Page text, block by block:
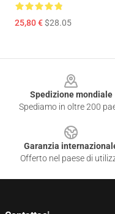
25,80 €$28.05
Spedizione mondiale
Spediamo in oltre 200
Garanzia
Offerto nel paese di